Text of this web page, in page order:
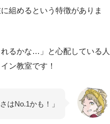
組めるという特徴がありま
れるかな…」と心配している人
ン教室です！
はNo.1かも！」